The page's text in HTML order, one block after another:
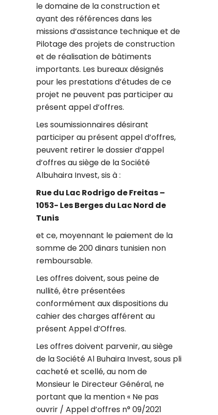
le domaine de la construction et
ayant des références dans les
missions d’assistance technique et de
Pilotage des projets de construction
et de réalisation de bâtiments
importants. Les bureaux désignés
pour les prestations d’études de ce
projet ne peuvent pas participer au
présent appel d’offres.
Les soumissionnaires désirant
participer au présent appel d’offres,
peuvent retirer le dossier d’appel
d’offres au siège de la Société
Albuhaira Invest, sis à :
Rue du Lac Rodrigo de Freitas –
1053- Les Berges du Lac Nord de
Tunis
et ce, moyennant le paiement de la
somme de 200 dinars tunisien non
remboursable.
Les offres doivent, sous peine de
nullité, être présentées
conformément aux dispositions du
cahier des charges afférent au
présent Appel d’Offres.
Les offres doivent parvenir, au siège
de la Société Al Buhaira Invest, sous pli
cacheté et scellé, au nom de
Monsieur le Directeur Général, ne
portant que la mention « Ne pas
ouvrir / Appel d’offres n° 09/2021